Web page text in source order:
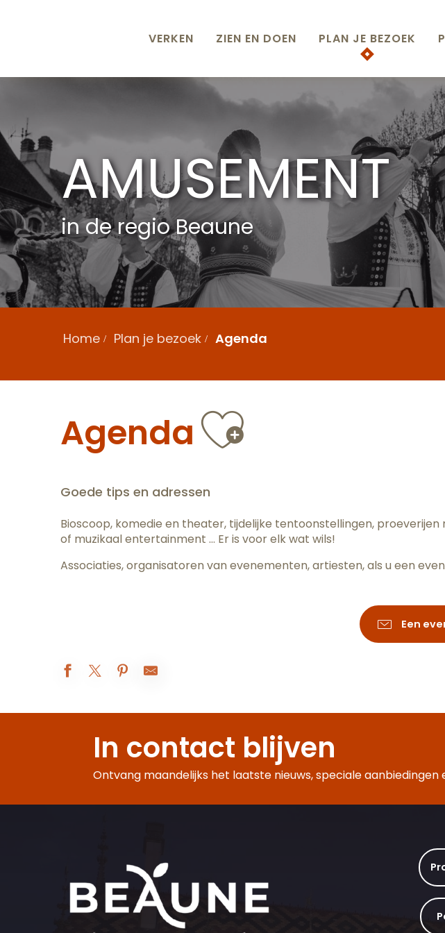
VERKEN ZIEN EN DOEN PLAN JE BEZOEK
AMUSEMENT
in de regio Beaune
Home Plan je bezoek Agenda
AgendaAjouter
Goede tips en adressen
Bioscoop, komedie en theater, tijdelijke tentoonstellingen,
of muzikaal entertainment … Er is voor elk wat wils!
Associaties, organisatoren van evenementen, artiesten, als u een
Een
Visites d'été à la ferme Fruirouge©
Visite du sanctuaire de l'enfant Jésus
À table avec César !
Démonstration des techniques et savoir-faire de l’Antiquité
Voyage dans l'art forain
In contact blijven
Ontvang maandelijks het laatste nieuws, speciale aanbiedingen